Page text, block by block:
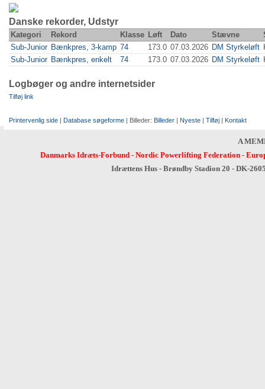
Danske rekorder, Udstyr
Kategori Rekord Klasse Løft Dato Stævne
Sub-Junior Bænkpres, 3-kamp 74 173.0 07.03.2026 DM Styrkeløft
Sub-Junior Bænkpres, enkelt 74 173.0 07.03.2026 DM Styrkeløft
Logbøger og andre internetsider
Tilføj link
Printervenlig side | Database søgeforme | Billeder: Billeder | Nyeste | Tilføj | Kontakt
A
Danmarks Idræts-Forbund- Nordic Powerlifting Federation-
Idrættens Hus - Brøndby Stadion 20 - DK-